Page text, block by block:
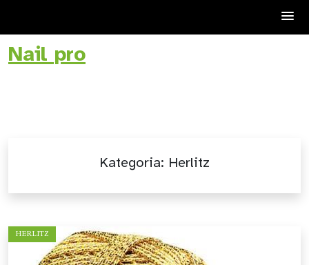
Skip
toNail pro
Kategoria: Herlitz
HERLITZ